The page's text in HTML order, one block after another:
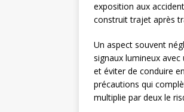
exposition aux
construit trajet après
Un aspect souvent
signaux lumineux
et éviter de conduire
précautions qui
multiplie par deux le